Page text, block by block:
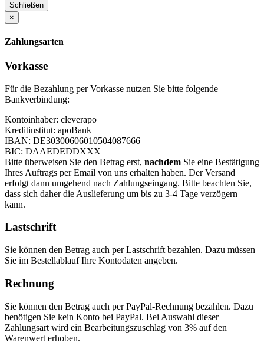
Schließen
×
Zahlungsarten
Vorkasse
Für die Bezahlung per Vorkasse nutzen Sie bitte folgende
Bankverbindung:
Kontoinhaber: cleverapo
Kreditinstitut: apoBank
IBAN: DE30300606010504087666
BIC: DAAEDEDDXXX
Bitte überweisen Sie den Betrag erst, nachdem Sie eine Bestätigung
Ihres Auftrags per Email von uns erhalten haben. Der Versand
erfolgt dann umgehend nach Zahlungseingang. Bitte beachten Sie,
dass sich daher die Auslieferung um bis zu 3-4 Tage verzögern
kann.
Lastschrift
Sie können den Betrag auch per Lastschrift bezahlen. Dazu müssen
Sie im Bestellablauf Ihre Kontodaten angeben.
Rechnung
Sie können den Betrag auch per PayPal-Rechnung bezahlen. Dazu
benötigen Sie kein Konto bei PayPal. Bei Auswahl dieser
Zahlungsart wird ein Bearbeitungszuschlag von 3% auf den
Warenwert erhoben.